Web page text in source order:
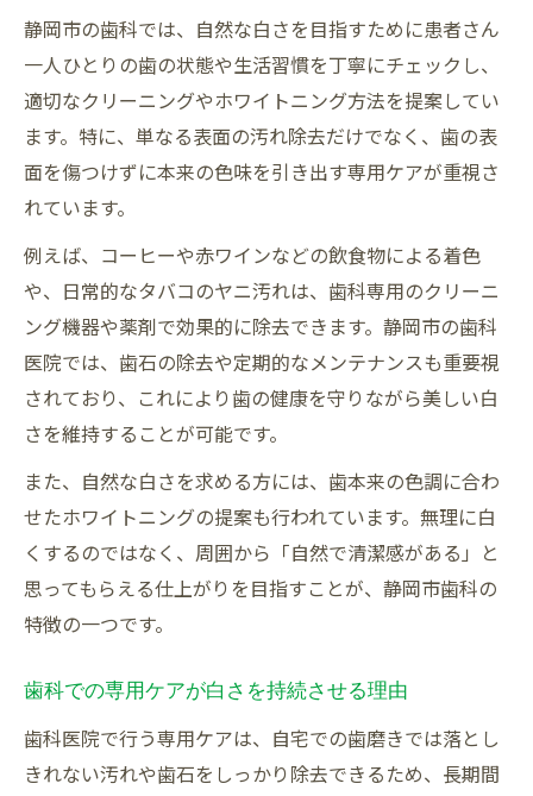
静岡市の歯科では、自然な白さを目指すために患者さん
一人ひとりの歯の状態や生活習慣を丁寧にチェックし、
適切なクリーニングやホワイトニング方法を提案してい
ます。特に、単なる表面の汚れ除去だけでなく、歯の表
面を傷つけずに本来の色味を引き出す専用ケアが重視さ
れています。
例えば、コーヒーや赤ワインなどの飲食物による着色
や、日常的なタバコのヤニ汚れは、歯科専用のクリーニ
ング機器や薬剤で効果的に除去できます。静岡市の歯科
医院では、歯石の除去や定期的なメンテナンスも重要視
されており、これにより歯の健康を守りながら美しい白
さを維持することが可能です。
また、自然な白さを求める方には、歯本来の色調に合わ
せたホワイトニングの提案も行われています。無理に白
くするのではなく、周囲から「自然で清潔感がある」と
思ってもらえる仕上がりを目指すことが、静岡市歯科の
特徴の一つです。
歯科での専用ケアが白さを持続させる理由
歯科医院で行う専用ケアは、自宅での歯磨きでは落とし
きれない汚れや歯石をしっかり除去できるため、長期間